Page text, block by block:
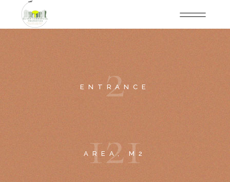
2
ENTRANCE
121
AREA, M2